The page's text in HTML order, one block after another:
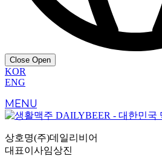
Close Open
KOR
ENG
MENU
상호명(주)데일리비어
대표이사임상진